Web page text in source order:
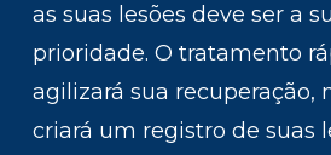
as suas lesões deve ser a
prioridade. O tratamento
agilizará sua recuperação,
criará um registro de suas